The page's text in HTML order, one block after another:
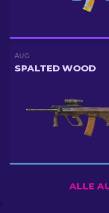
AUG
SPALTED WOOD
ALLE